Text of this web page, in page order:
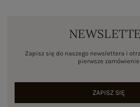
Zapisz się do naszego newslettera i
pierwsze zamówienie
ZAPISZ SIĘ